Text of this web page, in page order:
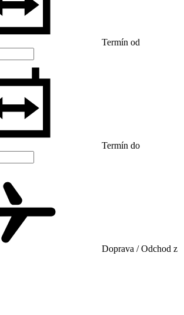
Termín od
Termín do
Doprava / Odchod z